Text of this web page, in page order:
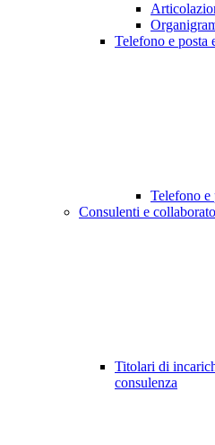
Telefono e posta
Telefono e
Consulenti e
Titolari di
consulenza